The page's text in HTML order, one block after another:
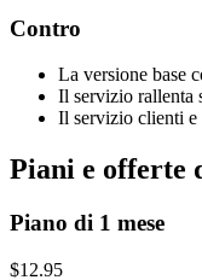
Contro
La versione base
Il servizio rallenta
Il servizio clienti e
Piani e offerte
Piano di 1 mese
$12.95